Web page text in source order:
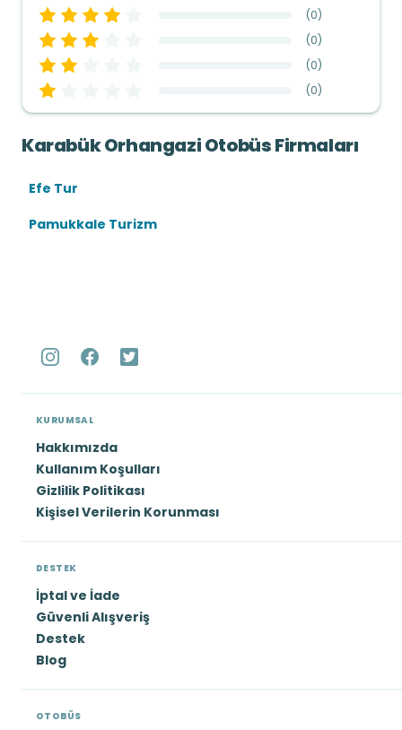
(0)
(0)
(0)
(0)
Karabük Orhangazi Otobüs Firmaları
Efe Tur
Pamukkale Turizm
KURUMSAL
Hakkımızda
Kullanım Koşulları
Gizlilik Politikası
Kişisel Verilerin Korunması
DESTEK
İptal ve İade
Güvenli Alışveriş
Destek
Blog
OTOBÜS